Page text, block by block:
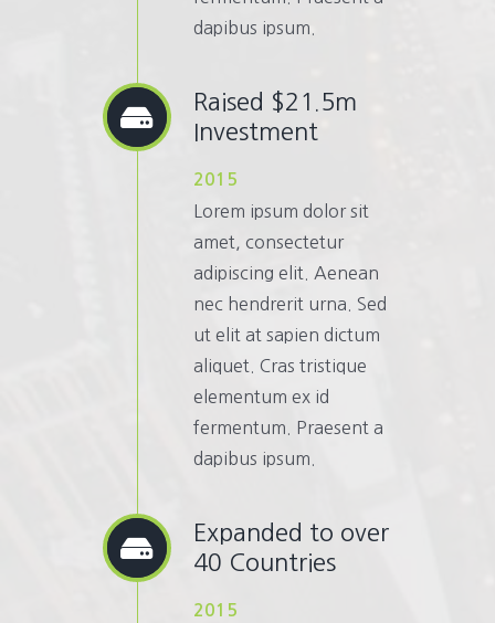
dapibus ipsum.
Raised $21.5m
Investment
2015
Lorem ipsum dolor sit
amet, consectetur
adipiscing elit. Aenean
nec hendrerit urna. Sed
ut elit at sapien dictum
aliquet. Cras tristique
elementum ex id
fermentum. Praesent a
dapibus ipsum.
Expanded to over
40 Countries
2015